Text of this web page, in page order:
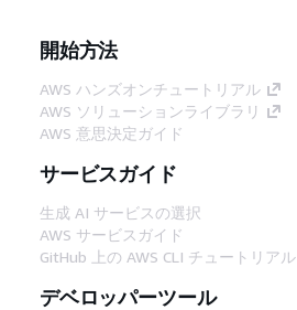
開始方法
AWS ハンズオンチュートリアル
AWS ソリューションライブラリ
AWS 意思決定ガイド
サービスガイド
生成 AI サービスの選択
AWS サービスガイド
GitHub 上の AWS CLI チュートリアル
デベロッパーツール